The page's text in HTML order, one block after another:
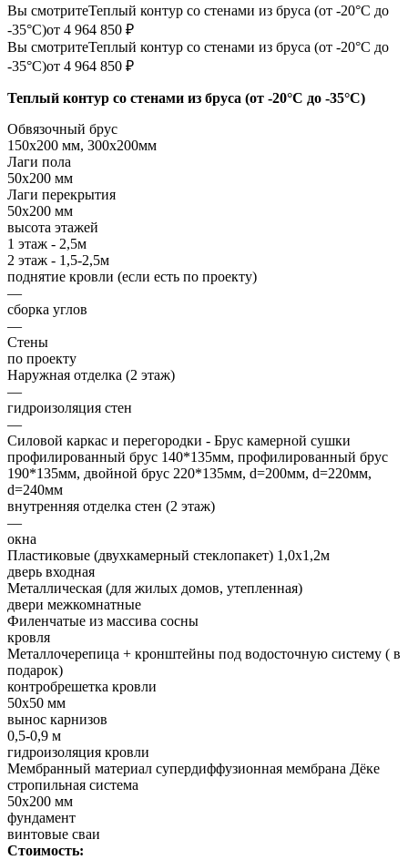
Вы смотритеТеплый контур со стенами из бруса (от -20°С до
-35°С)от 4 964 850 ₽
Вы смотритеТеплый контур со стенами из бруса (от -20°С до
-35°С)от 4 964 850 ₽
Теплый контур со стенами из бруса (от -20°С до -35°С)
Обвязочный брус
150х200 мм, 300х200мм
Лаги пола
50х200 мм
Лаги перекрытия
50х200 мм
высота этажей
1 этаж - 2,5м
2 этаж - 1,5-2,5м
поднятие кровли (если есть по проекту)
—
сборка углов
—
Стены
по проекту
Наружная отделка (2 этаж)
—
гидроизоляция стен
—
Силовой каркас и перегородки - Брус камерной сушки
профилированный брус 140*135мм, профилированный брус
190*135мм, двойной брус 220*135мм, d=200мм, d=220мм,
d=240мм
внутренняя отделка стен (2 этаж)
—
окна
Пластиковые (двухкамерный стеклопакет) 1,0х1,2м
дверь входная
Металлическая (для жилых домов, утепленная)
двери межкомнатные
Филенчатые из массива сосны
кровля
Металлочерепица + кронштейны под водосточную систему ( в
подарок)
контробрешетка кровли
50х50 мм
вынос карнизов
0,5-0,9 м
гидроизоляция кровли
Мембранный материал супердиффузионная мембрана Дёке
стропильная система
50х200 мм
фундамент
винтовые сваи
Стоимость: